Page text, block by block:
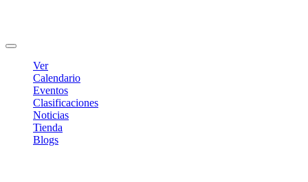
Ver
Calendario
Eventos
Clasificaciones
Noticias
Tienda
Blogs